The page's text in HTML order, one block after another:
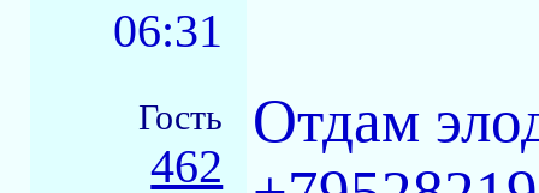
06:31
Гость
462
Отдам